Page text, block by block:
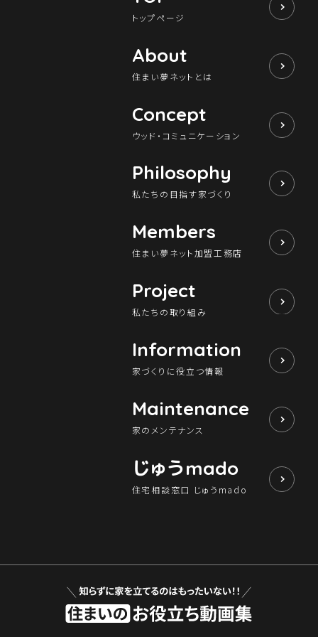
トップページ
About
住まい夢ネットとは
Concept
ウッド・コミュニケーション
Philosophy
私たちの目指す家づくり
Members
住まい夢ネット加盟工務店
Project
私たちの取り組み
Information
家づくりに役立つ情報
Maintenance
家のメンテナンス
じゅうmado
住宅相談窓口 じゅうmado